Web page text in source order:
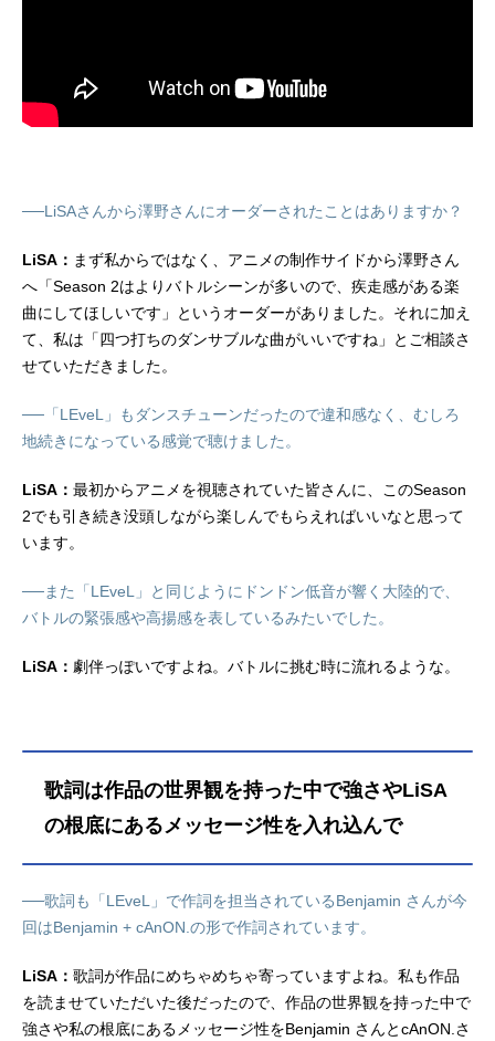
──LiSAさんから澤野さんにオーダーされたことはありますか？
LiSA： まず私からではなく、アニメの制作サイドから澤野さん
へ「Season 2はよりバトルシーンが多いので、疾走感がある楽
曲にしてほしいです」というオーダーがありました。それに加え
て、私は「四つ打ちのダンサブルな曲がいいですね」とご相談さ
せていただきました。
──「LEveL」もダンスチューンだったので違和感なく、むしろ
地続きになっている感覚で聴けました。
LiSA： 最初からアニメを視聴されていた皆さんに、このSeason
2でも引き続き没頭しながら楽しんでもらえればいいなと思って
います。
──また「LEveL」と同じようにドンドン低音が響く大陸的で、
バトルの緊張感や高揚感を表しているみたいでした。
LiSA： 劇伴っぽいですよね。バトルに挑む時に流れるような。
歌詞は作品の世界観を持った中で強さやLiSA
の根底にあるメッセージ性を入れ込んで
──歌詞も「LEveL」で作詞を担当されているBenjamin さんが今
回はBenjamin + cAnON.の形で作詞されています。
LiSA： 歌詞が作品にめちゃめちゃ寄っていますよね。私も作品
を読ませていただいた後だったので、作品の世界観を持った中で
強さや私の根底にあるメッセージ性をBenjamin さんとcAnON.さ